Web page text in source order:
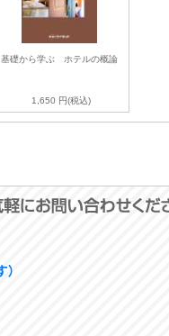
基礎から学ぶ ホテルの概論
1,650 円(税込)